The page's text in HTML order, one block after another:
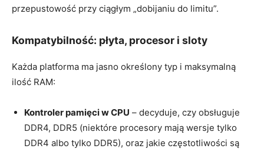
przepustowość przy ciągłym „dobijaniu do limitu”.
Kompatybilność: płyta, procesor i sloty
Każda platforma ma jasno określony typ i maksymalną
ilość RAM:
Kontroler pamięci w CPU – decyduje, czy obsługuje
DDR4, DDR5 (niektóre procesory mają wersje tylko
DDR4 albo tylko DDR5), oraz jakie częstotliwości są